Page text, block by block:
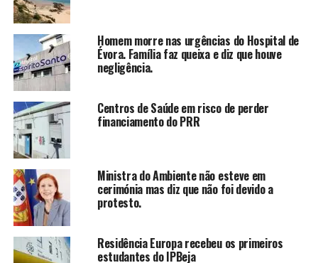
Homem morre nas urgências do Hospital de
Évora. Família faz queixa e diz que houve
negligência.
Centros de Saúde em risco de perder
financiamento do PRR
Ministra do Ambiente não esteve em
cerimónia mas diz que não foi devido a
protesto.
Residência Europa recebeu os primeiros
estudantes do IPBeja